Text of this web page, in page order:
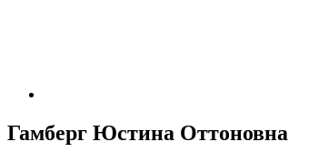
Гамберг Юстина Оттоновна